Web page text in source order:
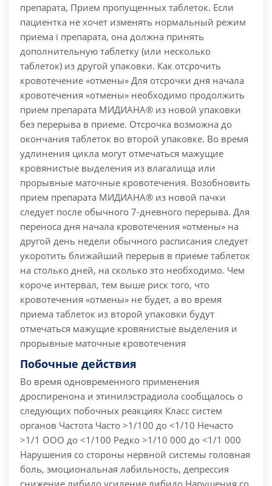
препарата, Прием пропущенных таблеток. Если
пациентка не хочет изменять нормальный режим
приема i препарата, она должна принять
дополнительную таблетку (или несколько
таблеток) из другой упаковки. Как отсрочить
кровотечение «отмены» Для отсрочки дня начала
кровотечения «отмены» необходимо продолжить
прием препарата МИДИАНА® из новой упаковки
без перерыва в приеме. Отсрочка возможна до
окончания таблеток во второй упаковке. Во время
удлинения цикла могут отмечаться мажущие
кровянистые выделения из влагалища или
прорывные маточные кровотечения. Возобновить
прием препарата МИДИАНА® из новой пачки
следует после обычного 7-дневного перерыва. Для
переноса дня начала кровотечения «отмены» на
другой день недели обычного расписания следует
укоротить ближайший перерыв в приеме таблеток
на столько дней, на сколько это необходимо. Чем
короче интервал, тем выше риск того, что
кровотечения «отмены» не будет, а во время
приема таблеток из второй упаковки будут
отмечаться мажущие кровянистые выделения и
прорывные маточные кровотечения
Побочные действия
Во время одновременного применения
дроспиренона и этинилэстрадиола сообщалось о
следующих побочных реакциях Класс систем
органов Частота Часто >1/100 до <1/10 Нечасто
>1/1 ООО до <1/100 Редко >1/10 000 до <1/1 000
Нарушения со стороны нервной системы головная
боль, эмоциональная лабильность, депрессия